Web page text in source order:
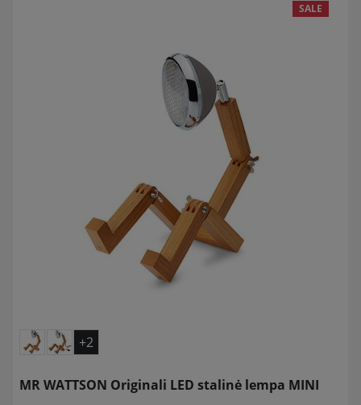
SALE
+2
MR WATTSON Originali LED stalinė lempa MINI